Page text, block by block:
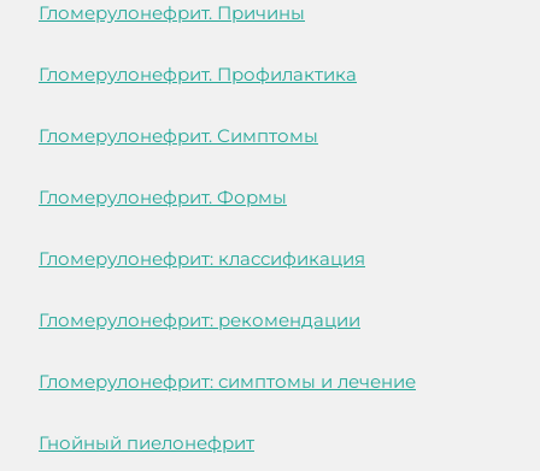
Гломерулонефрит. Причины
Гломерулонефрит. Профилактика
Гломерулонефрит. Симптомы
Гломерулонефрит. Формы
Гломерулонефрит: классификация
Гломерулонефрит: рекомендации
Гломерулонефрит: симптомы и лечение
Гнойный пиелонефрит